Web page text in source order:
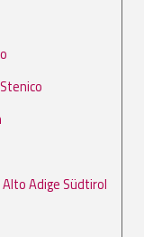
Adige Südtirol